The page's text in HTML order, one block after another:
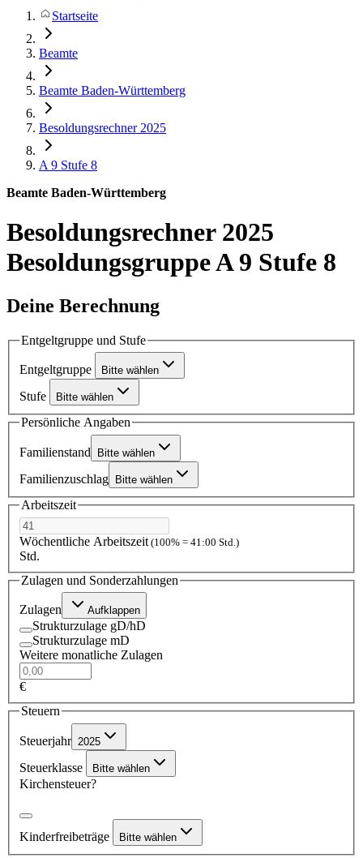
Startseite
Beamte
Beamte Baden-Württemberg
Besoldungsrechner 2025
A 9 Stufe 8
Beamte Baden-Württemberg
Besoldungsrechner 2025
Besoldungsgruppe A 9 Stufe 8
Deine Berechnung
Entgeltgruppe und Stufe
Entgeltgruppe Bitte wählen
Stufe Bitte wählen
Persönliche Angaben
Familienstand Bitte wählen
Familienzuschlag Bitte wählen
Arbeitszeit
Wöchentliche Arbeitszeit (100% = 41:00 Std.)
Std.
Zulagen und Sonderzahlungen
Zulagen Aufklappen
Strukturzulage gD/hD
Strukturzulage mD
Weitere monatliche Zulagen
€
Steuern
Steuerjahr 2025
Steuerklasse Bitte wählen
Kirchensteuer?
Kinderfreibeträge Bitte wählen